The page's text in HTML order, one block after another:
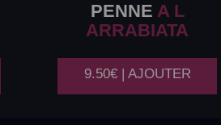
PENNE A L
ARRABIATA
9.50€ | AJOUTER